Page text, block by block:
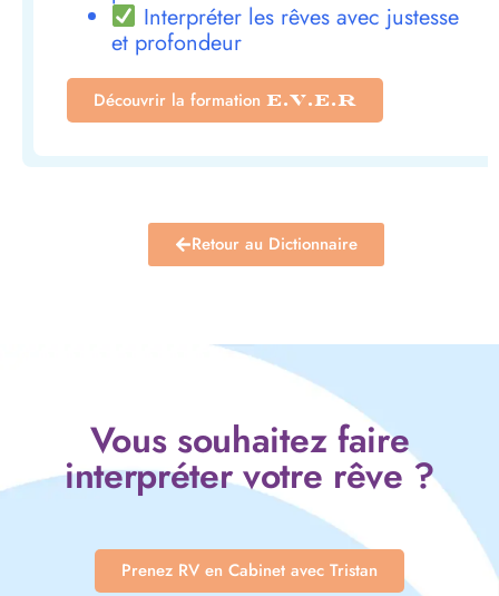
Interpréter les rêves avec justesse
et profondeur
Découvrir la formation E.V.E.R
Retour au Dictionnaire
Vous souhaitez faire
interpréter votre rêve ?
Prenez RV en Cabinet avec Tristan